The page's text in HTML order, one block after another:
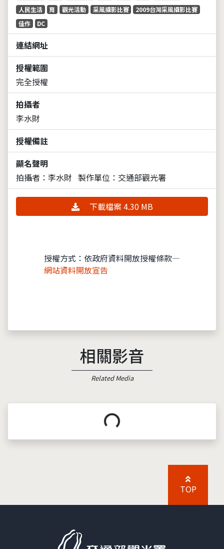
人民生活
育 觀光活動 采風攝影比賽
2009台灣采風攝影比賽
佳作
DC
連結網址
授權範圍
完全授權
拍攝者
李水財
授權備註
顯名聲明
拍攝者：李水財 製作單位：交通部觀光署
下載檔案 4.30 MB
授權方式：依政府資料開放授權條款—
網站資料開放宣告
相關影音
Related Media
載入中...
TOP